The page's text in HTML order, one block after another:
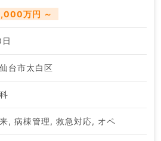
万円 ～
台市太白区
, 病棟管理, 救急対応, オペ